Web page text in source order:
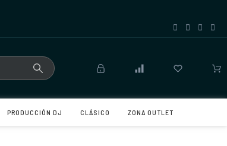
PRODUCCIÓN DJ CLÁSICO ZONA OUTLET